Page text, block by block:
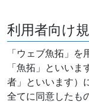
利用者向け
「ウェブ魚拓」を
「魚拓」といい
者」といいます）
全てに同意したも